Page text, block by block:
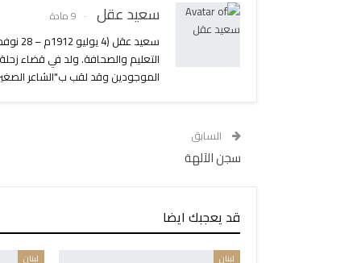
سعيد عقل 9 مادة
التعليم والصحافة. ولد في قضاء
الموجودين وقد لقب ب"الشاعر
السابق
سجن الآلهة
قد يعجبك ايضا
لبنان لبنان